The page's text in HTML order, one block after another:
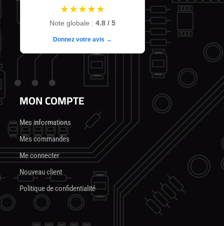
★★★★★
Note globale : 4.8 / 5
Donnez votre avis →
MON COMPTE
Mes informations
Mes commandes
Me connecter
Nouveau client
Politique de confidentialité